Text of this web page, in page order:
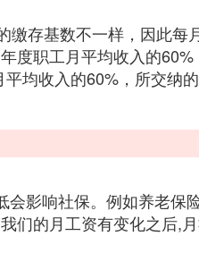
缴存基数不一样，因此每
度职工月平均收入的60%
均收入的60%，所交纳
会影响社保。例如养老保
们的月工资有变化之后,